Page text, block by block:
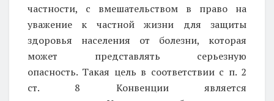
частности, с вмешательством в право на
уважение к частной жизни для защиты
здоровья населения от болезни, которая
может представлять серьезную
опасность. Такая цель в соответствии с п. 2
ст. 8 Конвенции является